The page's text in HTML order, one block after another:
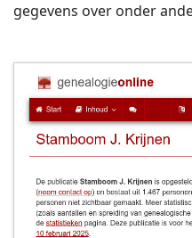
gegevens over onder